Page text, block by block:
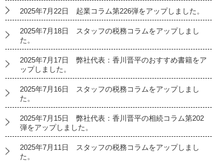
2025年7月22日 起業コラム第226弾をアップしました。
2025年7月18日 スタッフの税務コラムをアップしまし
た。
2025年7月17日 弊社代表：香川晋平のおすすめ書籍をア
ップしました。
2025年7月16日 スタッフの税務コラムをアップしまし
た。
2025年7月15日 弊社代表：香川晋平の相続コラム第202
弾をアップしました。
2025年7月11日 スタッフの税務コラムをアップしまし
た。